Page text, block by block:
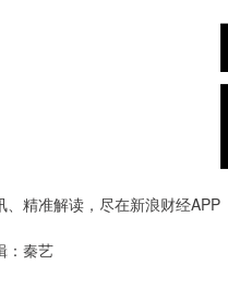
、精准解读，尽在新浪财经APP
：秦艺